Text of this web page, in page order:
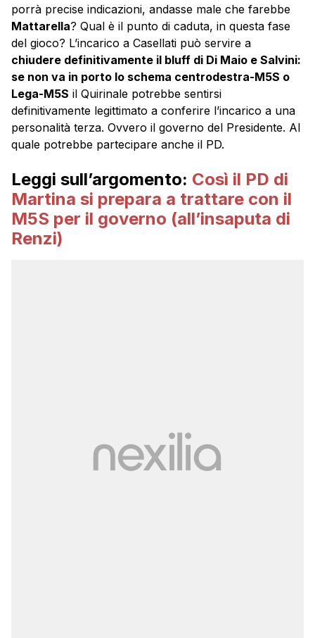
porrà precise indicazioni, andasse male che farebbe
Mattarella? Qual è il punto di caduta, in questa fase
del gioco? L’incarico a Casellati può servire a
chiudere definitivamente il bluff di Di Maio e Salvini:
se non va in porto lo schema centrodestra-M5S o
Lega-M5S il Quirinale potrebbe sentirsi
definitivamente legittimato a conferire l’incarico a una
personalità terza. Ovvero il governo del Presidente. Al
quale potrebbe partecipare anche il PD.
Leggi sull’argomento: Così il PD di
Martina si prepara a trattare con il
M5S per il governo (all’insaputa di
Renzi)